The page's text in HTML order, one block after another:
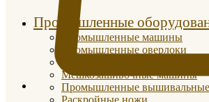
Промышленные
Промышленные машины
Промышленные оверлоки
Мешкозашивочные машины
Промышленные
Раскройные ножи